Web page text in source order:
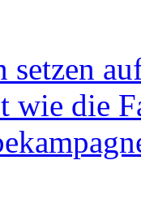
setzen
wie die